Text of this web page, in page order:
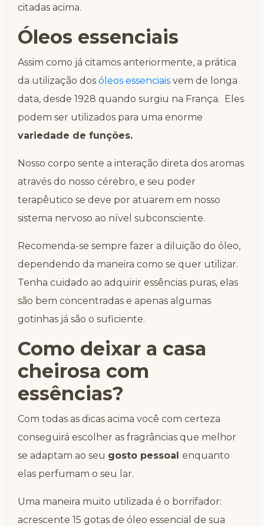
citadas acima.
Óleos essenciais
Assim como já citamos anteriormente, a prática
da utilização dos óleos essenciais vem de longa
data, desde 1928 quando surgiu na França. Eles
podem ser utilizados para uma enorme
variedade de funções.
Nosso corpo sente a interação direta dos aromas
através do nosso cérebro, e seu poder
terapêutico se deve por atuarem em nosso
sistema nervoso ao nível subconsciente.
Recomenda-se sempre fazer a diluição do óleo,
dependendo da maneira como se quer utilizar.
Tenha cuidado ao adquirir essências puras, elas
são bem concentradas e apenas algumas
gotinhas já são o suficiente.
Como deixar a casa
cheirosa com
essências?
Com todas as dicas acima você com certeza
conseguirá escolher as fragrâncias que melhor
se adaptam ao seu gosto pessoal enquanto
elas perfumam o seu lar.
Uma maneira muito utilizada é o borrifador:
acrescente 15 gotas de óleo essencial de sua